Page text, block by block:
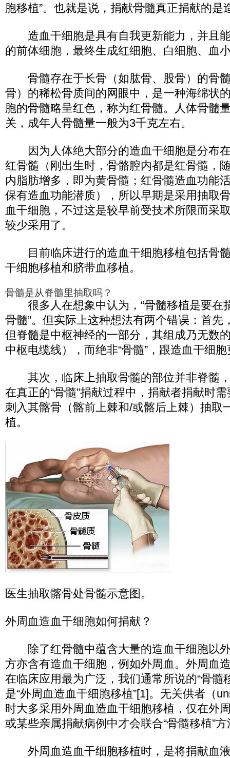
胞移植”。也就是说，捐献骨髓真正捐献的是
造血干细胞是具有自我更新能力，并且
的前体细胞，最终生成红细胞、白细胞、血
骨髓存在于长骨（如肱骨、股骨）的骨
骨）的稀松骨质间的网眼中，是一种海绵状
胞的骨髓略呈红色，称为红骨髓。人体骨髓
关，成年人骨髓量一般为3千克左右。
因为人体绝大部分的造血干细胞是分布
红骨髓（刚出生时，骨骼腔内都是红骨髓，
内脂肪增多，即为黄骨髓；红骨髓造血功能
保有造血功能潜质），所以早期是采用抽取
血干细胞，不过这是较早前受技术所限而采
较少采用了。
目前临床进行的造血干细胞移植包括骨
干细胞移植和脐带血移植。
骨髓是从脊髓里抽取吗？
很多人在想象中认为，“骨髓移植是要在
骨髓”。但实际上这种想法有两个错误：首先
但脊髓是中枢神经的一部分，其组成乃无数
中枢电缆线），而绝非“骨髓”，跟造血干细
其次，临床上抽取骨髓的部位并非脊髓
在真正的“骨髓”捐献过程中，捐献者捐献时
刺入其髂骨（髂前上棘和/或髂后上棘）抽取
植。
医生抽取髂骨处骨髓示意图。
外周血造血干细胞如何捐献？
除了红骨髓中蕴含大量的造血干细胞以
方亦含有造血干细胞，例如外周血。外周血
在临床应用最为广泛，我们通常所说的“骨髓
是“外周血造血干细胞移植”[1]。无关供者（
时大多采用外周血造血干细胞移植，仅在外
或某些亲属捐献病例中才会联合“骨髓移植”
外周血造血干细胞移植时，是将捐献血